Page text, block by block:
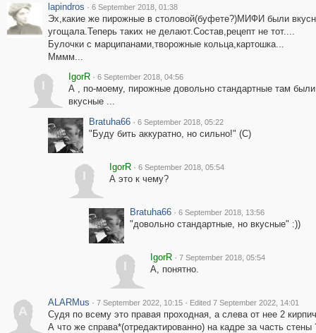
lapindros · 6 September 2018, 01:38
Эх,какие же пирожные в столовой(буфете?)МИФИ были
угощала.Теперь таких не делают.Состав,рецепт не тот....
Булочки с марципанами,творожные кольца,картошка...
Мммм...
I
IgorR · 6 September 2018, 04:56
А , по-моему, пирожные довольно стандартные там
вкусные ...
Bratuha66 · 6 September 2018, 05:22
"Буду бить аккуратно, но сильно!" (С)
I
IgorR · 6 September 2018, 05:54
А это к чему?
Bratuha66 · 6 September 2018, 13:56
"довольно стандартные, но вкусные" :))
I
IgorR · 7 September 2018, 05:54
А, понятно.
A
ALARMus · 7 September 2022, 10:15 · Edited 7 September 2022, 14:01
Судя по всему это правая проходная, а слева от нее 2
А что же справа*(отредактированно) на кадре за часть стены